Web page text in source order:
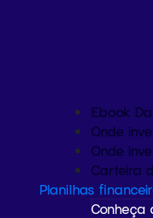
Ebook
Onde
Onde
Carteira
Planilhas
Conheça